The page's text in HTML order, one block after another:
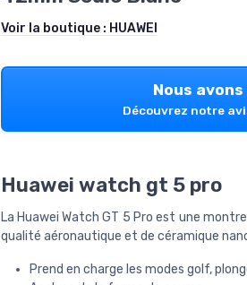
Voir la boutique : HUAWEI
Nous
Découvrez notre
Huawei watch gt 5 pro
La Huawei Watch GT 5 Pro est une
qualité aéronautique et de céramique
Prend en charge les modes golf,